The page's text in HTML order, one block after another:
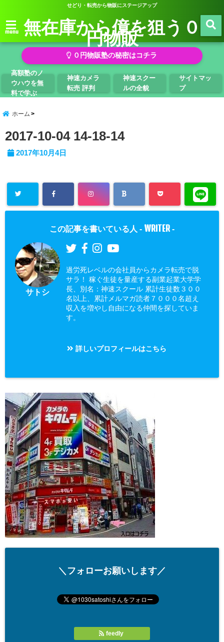
せどり・転売から物販にステージアップ
menu 無在庫から億を狙う０
円物販
０円物販塾の秘密はコチラ
高額塾のノ
ウハウを無
料で学ぶ
神速カメラ
転売 評判
神速スクー
ルの全貌
サイトマッ
プ
ホーム
2017-10-04 14-18-14
2017年10月4日
この記事を書いている人 - WRITER -
サトシ
過労死レベルの会社員からカメラ転売で脱
サラ！ 稼ぐ生徒を量産する副業起業大学学
長、別名：神速スクール 累計生徒数３００
名以上、累計メルマガ読者７０００名超え
収入を増やし自由になる仲間を探していま
す。
詳しいプロフィールはこちら
＼フォローお願いします／
feedly